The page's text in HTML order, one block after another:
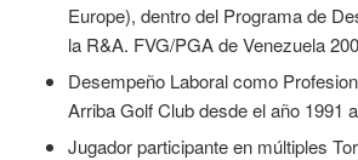
Europe), dentro del Programa de
la R&A. FVG/PGA de Venezuela
Desempeño Laboral como
Arriba Golf Club desde el año 1991
Jugador participante en múltiples